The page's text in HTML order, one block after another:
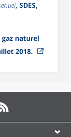
, SDES,
naturel
2018.